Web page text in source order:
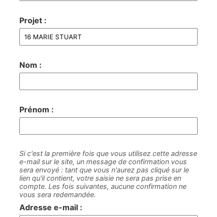
Projet :
Nom :
Prénom :
Si c'est la première fois que vous utilisez cette adresse
e-mail sur le site, un message de confirmation vous
sera envoyé : tant que vous n'aurez pas cliqué sur le
lien qu'il contient, votre saisie ne sera pas prise en
compte. Les fois suivantes, aucune confirmation ne
vous sera redemandée.
Adresse e-mail :